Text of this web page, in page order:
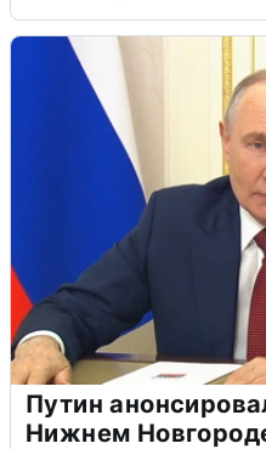
Путин
Нижнем